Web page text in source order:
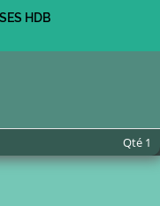
HDB
Qté 1